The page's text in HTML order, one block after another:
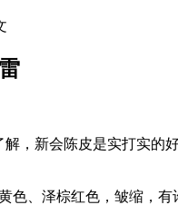
，新会陈皮是实打实
色、泽棕红色，皱缩，有